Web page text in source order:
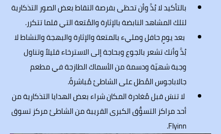
بالتأكيد لا بُدَّ وأن تحظى بفرصة التقاط بعض الصور التذكارية
لتلك المشاهد النابضة بالإثارة والمُتعة التي قلما تتكرر.
بعد يومٍ حافل ومليء بالمتعة والإثارة والبهجة والنشاط لا
بُدَّ وأنك تشعر بالجوع وبحاجة إلى الاسترخاء قليلاً وتناول
وجبة شهيّة ودسمة من الأسماك الطازجة في مطعم
جالاباجوس المُطل على الشاطئ مُباشرةً.
لا تنسَ قبل مُغادرة المكان شراء بعض الهدايا التذكارية من
أحد مراكز التسوُّق الكبرى القريبة من الشاطئ مركز تسوق
Flyinn.